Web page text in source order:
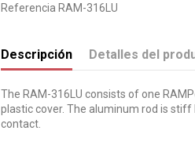
Referencia RAM-316LU
Descripción Detalles del
The RAM-316LU consists of one
plastic cover. The aluminum rod is
contact.